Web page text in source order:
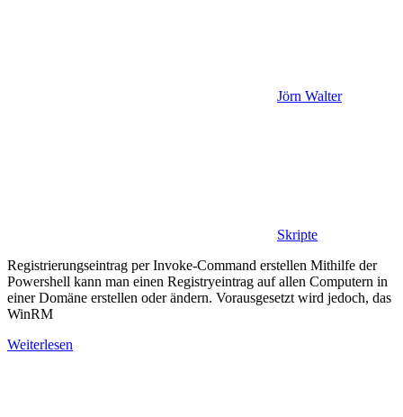
Jörn Walter
Skripte
Registrierungseintrag per Invoke-Command erstellen Mithilfe der
Powershell kann man einen Registryeintrag auf allen Computern in
einer Domäne erstellen oder ändern. Vorausgesetzt wird jedoch, das
WinRM
Weiterlesen